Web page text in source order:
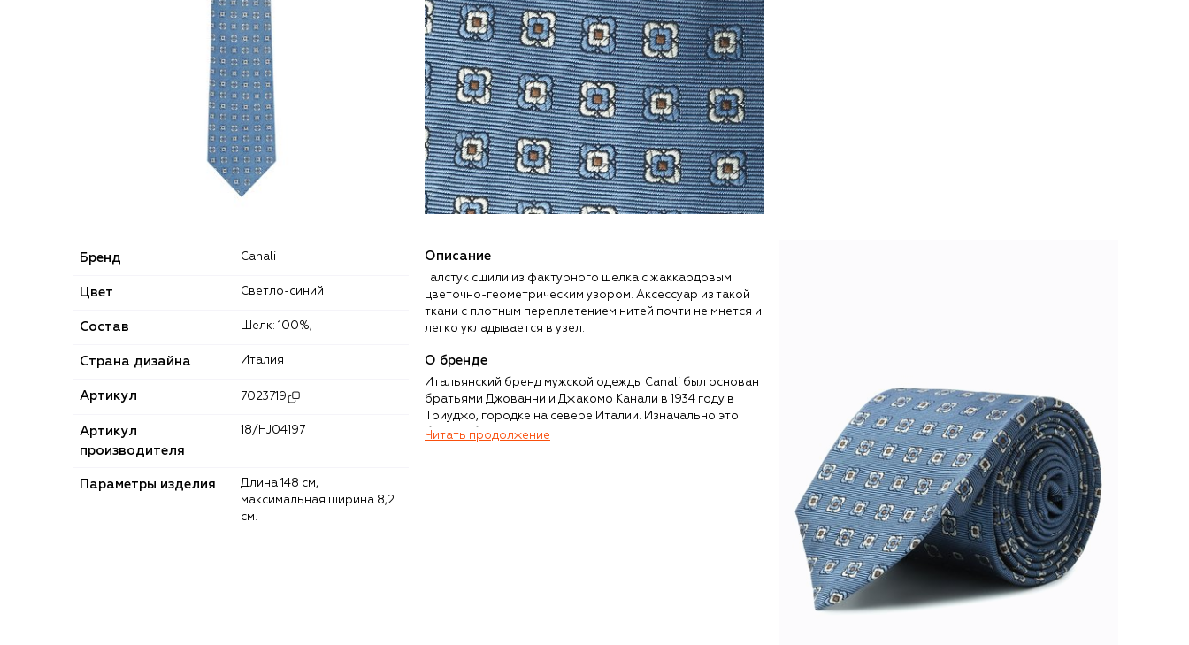
Бренд Canali
Цвет Светло-синий
Состав Шелк: 100%;
Страна дизайна Италия
Артикул 7023719
Артикул
производителя
18/HJ04197
Параметры изделия
Длина 148 см,
максимальная ширина 8,2
см.
Описание
Галстук сшили из фактурного шелка с жаккардовым
цветочно-геометрическим узором. Аксессуар из такой
ткани с плотным переплетением нитей почти не мнется и
легко укладывается в узел.
О бренде
Итальянский бренд мужской одежды Canali был основан
братьями Джованни и Джакомо Канали в 1934 году в
Триуджо, городке на севере Италии. Изначально это
была небольшая мастерская по пошиву одежды и
Читать продолжение